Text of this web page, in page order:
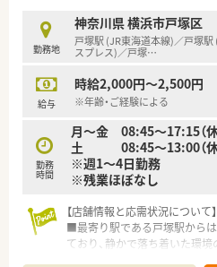
【こんな方が活躍中】
■がん医療に興味を持ち、専
が活躍しています★
働いています♪
■チーム医療の一員として、
勤務地
神奈川県 横浜市戸塚区
戸塚駅 (JR東海道本線)／戸塚
スプレス)／戸塚…
給与
時給2,000円～2,500円
※年齢・ご経験による
勤務
時間
月～金 08:45～17:15（休
土 08:45～13:00（休
※週1～4日勤務
※残業ほぼなし
【店舗情報と応需状況について】
■最寄り駅である戸塚駅から
ており、静かで落ち着いた環